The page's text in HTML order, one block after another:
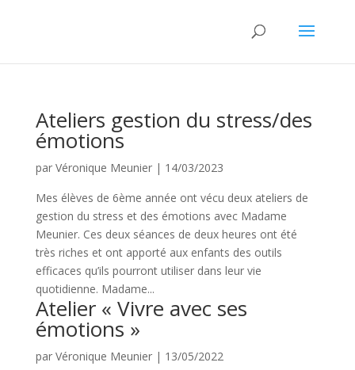
Ateliers gestion du stress/des
émotions
par Véronique Meunier| 14/03/2023
Mes élèves de 6ème année ont vécu deux ateliers de
gestion du stress et des émotions avec Madame
Meunier. Ces deux séances de deux heures ont été
très riches et ont apporté aux enfants des outils
efficaces qu’ils pourront utiliser dans leur vie
quotidienne. Madame...
Atelier « Vivre avec ses
émotions »
par Véronique Meunier| 13/05/2022